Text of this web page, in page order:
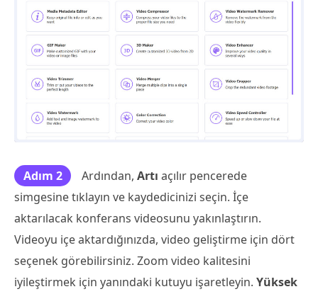
Adım 2 Ardından, Artı açılır pencerede
simgesine tıklayın ve kaydedicinizi seçin. İçe
aktarılacak konferans videosunu yakınlaştırın.
Videoyu içe aktardığınızda, video geliştirme için dört
seçenek görebilirsiniz. Zoom video kalitesini
iyileştirmek için yanındaki kutuyu işaretleyin. Yüksek